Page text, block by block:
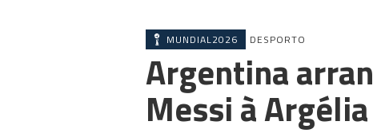
MUNDIAL2026 DESPORTO
Argentina
Messi à Argélia